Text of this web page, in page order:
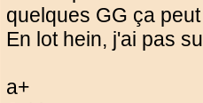
quelques GG ça
En lot hein, j'ai pas
a+